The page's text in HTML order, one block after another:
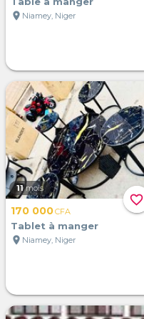
location_on Niamey, Niger
favorite_border
11 mois
170 000CFA
Tablet à manger
location_on Niamey, Niger